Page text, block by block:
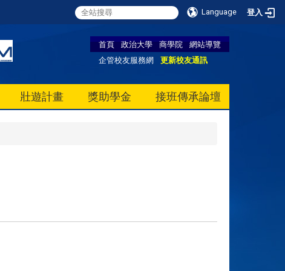
Language 登入
首頁 政治大學 商學院
網站導覽
企管校友服務網
更新校友通訊
壯遊計畫 獎助學金 接班傳承論壇